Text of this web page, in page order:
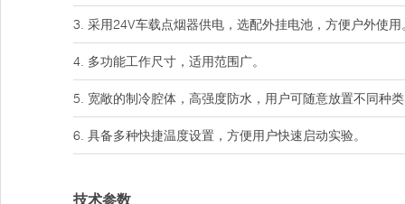
3. 采用24V车载点烟器供电，选配外挂电池，方便户外使用
4. 多功能工作尺寸，适用范围广。
5. 宽敞的制冷腔体，高强度防水，用户可随意放置不同种
6. 具备多种快捷温度设置，方便用户快速启动实验。
技术参数